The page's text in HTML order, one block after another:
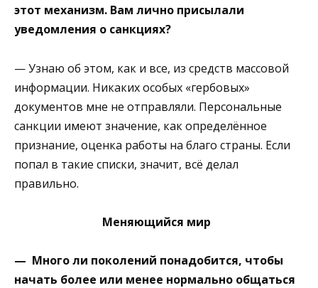
этот механизм. Вам лично присылали
уведомления о санкциях?
— Узнаю об этом, как и все, из средств массовой
информации. Никаких особых «гербовых»
документов мне не отправляли. Персональные
санкции имеют значение, как определённое
признание, оценка работы на благо страны. Если
попал в такие списки, значит, всё делал
правильно.
Меняющийся мир
— Много ли поколений понадобится, чтобы
начать более или менее нормально общаться